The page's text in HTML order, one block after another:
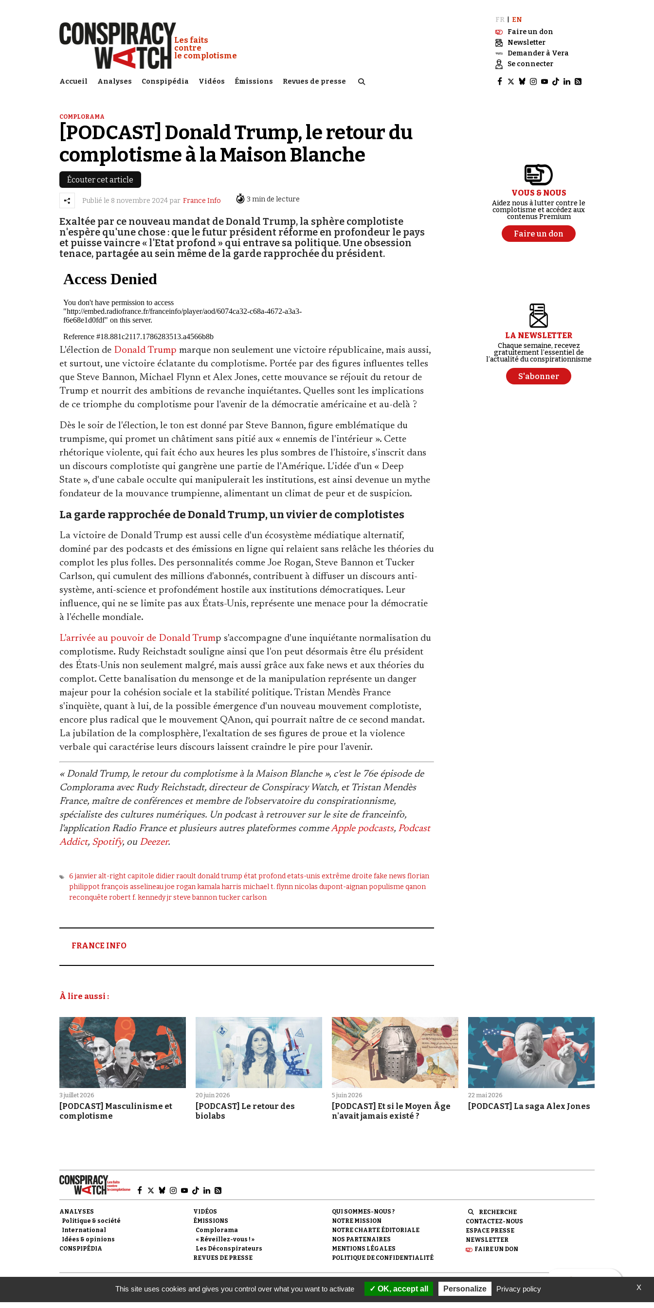
Conspiracy Watch :
Les faits
contre
le complotisme
Accueil Analyses Conspipédia Vidéos Émissions Revues de presse
FR
EN
Faire un don
Newsletter
Demander à Vera
Se connecter
COMPLORAMA
[PODCAST] Donald Trump, le retour du
complotisme à la Maison Blanche
Écouter cet article
Publié le 8 novembre 2024 par France Info 3 min de lecture
Exaltée par ce nouveau mandat de Donald Trump, la sphère complotiste
n'espère qu'une chose : que le futur président réforme en profondeur le pays
et puisse vaincre « l'Etat profond » qui entrave sa politique. Une obsession
tenace, partagée au sein même de la garde rapprochée du président.
L'élection de Donald Trump marque non seulement une victoire républicaine, mais aussi,
et surtout, une victoire éclatante du complotisme. Portée par des figures influentes telles
que Steve Bannon, Michael Flynn et Alex Jones, cette mouvance se réjouit du retour de
Trump et nourrit des ambitions de revanche inquiétantes. Quelles sont les implications
de ce triomphe du complotisme pour l'avenir de la démocratie américaine et au-delà ?
Dès le soir de l'élection, le ton est donné par Steve Bannon, figure emblématique du
trumpisme, qui promet un châtiment sans pitié aux « ennemis de l'intérieur ». Cette
rhétorique violente, qui fait écho aux heures les plus sombres de l'histoire, s'inscrit dans
un discours complotiste qui gangrène une partie de l'Amérique. L'idée d'un « Deep
State », d'une cabale occulte qui manipulerait les institutions, est ainsi devenue un mythe
fondateur de la mouvance trumpienne, alimentant un climat de peur et de suspicion.
La garde rapprochée de Donald Trump, un vivier de complotistes
La victoire de Donald Trump est aussi celle d'un écosystème médiatique alternatif,
dominé par des podcasts et des émissions en ligne qui relaient sans relâche les théories du
complot les plus folles. Des personnalités comme Joe Rogan, Steve Bannon et Tucker
Carlson, qui cumulent des millions d'abonnés, contribuent à diffuser un discours anti-
système, anti-science et profondément hostile aux institutions démocratiques. Leur
influence, qui ne se limite pas aux États-Unis, représente une menace pour la démocratie
à l'échelle mondiale.
L'arrivée au pouvoir de Donald Trump s'accompagne d'une inquiétante normalisation du
complotisme. Rudy Reichstadt souligne ainsi que l'on peut désormais être élu président
des États-Unis non seulement malgré, mais aussi grâce aux fake news et aux théories du
complot. Cette banalisation du mensonge et de la manipulation représente un danger
majeur pour la cohésion sociale et la stabilité politique. Tristan Mendès France
s'inquiète, quant à lui, de la possible émergence d'un nouveau mouvement complotiste,
encore plus radical que le mouvement QAnon, qui pourrait naître de ce second mandat.
La jubilation de la complosphère, l'exaltation de ses figures de proue et la violence
verbale qui caractérise leurs discours laissent craindre le pire pour l'avenir.
« Donald Trump, le retour du complotisme à la Maison Blanche », c'est le 76e épisode de
Complorama avec Rudy Reichstadt, directeur de Conspiracy Watch, et Tristan Mendès
France, maître de conférences et membre de l'observatoire du conspirationnisme,
spécialiste des cultures numériques. Un podcast à retrouver sur le site de franceinfo,
l'application Radio France et plusieurs autres plateformes commeApple podcasts, Podcast
Addict, Spotify, ou Deezer.
6 janvier alt-rightcapitole didier raoultdonald trump état profondetats-unis extrême droite fake news florian
philippotfrançois asselineaujoe rogankamala harris michael t. flynnnicolas dupont-aignanpopulisme qanon
reconquête robert f. kennedy jrsteve bannontucker carlson
FRANCE INFO
VOUS & NOUS
Aidez nous à lutter contre le
complotisme et accédez aux
contenus Premium
Faire un don
LA NEWSLETTER
Chaque semaine, recevez
gratuitement l’essentiel de
l’actualité du conspirationnisme
S'abonner
À lire aussi :
3 juillet 2026
[PODCAST] Masculinisme et
complotisme
20 juin 2026
[PODCAST] Le retour des
biolabs
5 juin 2026
[PODCAST] Et si le Moyen Âge
n'avait jamais existé ?
22 mai 2026
[PODCAST] La saga Alex Jones
ANALYSES
Politique & société
International
Idées & opinions
CONSPIPÉDIA
VIDÉOS
ÉMISSIONS
Complorama
« Réveillez-vous ! »
Les Déconspirateurs
REVUES DE PRESSE
QUI SOMMES-NOUS ?
NOTRE MISSION
NOTRE CHARTE ÉDITORIALE
NOS PARTENAIRES
MENTIONS LÉGALES
POLITIQUE DE CONFIDENTIALITÉ
RECHERCHE
CONTACTEZ-NOUS
ESPACE PRESSE
NEWSLETTER
FAIRE UN DON
Conspiracy Watch| Une réalisation de l'Observatoire du conspirationnisme (association loi de 1901) avec le soutien de la Fondation pour la Mémoire de la Shoah. X
This site uses cookies and gives you control over what you want to activate OK, accept all Personalize Privacy policy